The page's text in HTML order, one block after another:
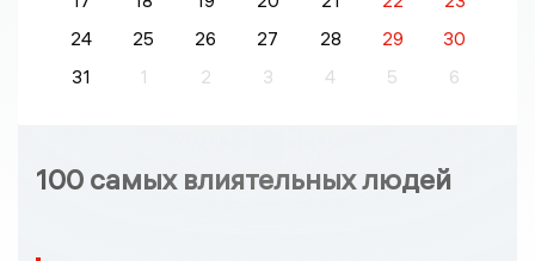
24
25 26 27 28 29
30
31
1 2 3 4 5 6
100 самых влиятельных людей